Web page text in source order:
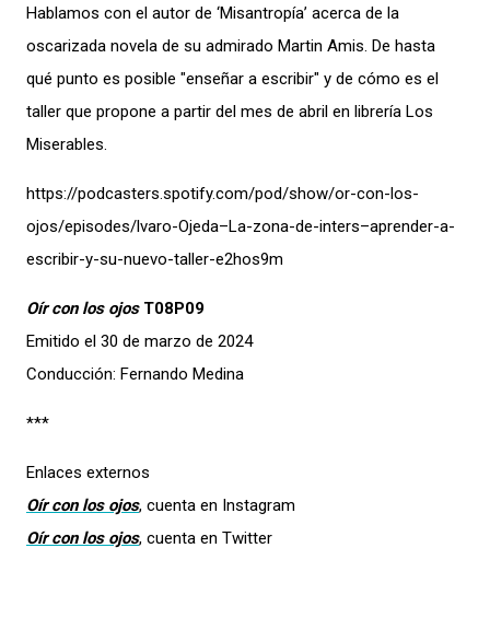
Hablamos con el autor de ‘Misantropía’ acerca de la
oscarizada novela de su admirado Martin Amis. De hasta
qué punto es posible "enseñar a escribir" y de cómo es el
taller que propone a partir del mes de abril en librería Los
Miserables.
https://podcasters.spotify.com/pod/show/or-con-los-
ojos/episodes/lvaro-Ojeda–La-zona-de-inters–aprender-a-
escribir-y-su-nuevo-taller-e2hos9m
Oír con los ojos T08P09
Emitido el 30 de marzo de 2024
Conducción: Fernando Medina
***
Enlaces externos
Oír con los ojos, cuenta en Instagram
Oír con los ojos, cuenta en Twitter